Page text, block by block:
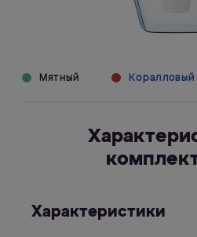
Мятный Коралловый
Характеристики